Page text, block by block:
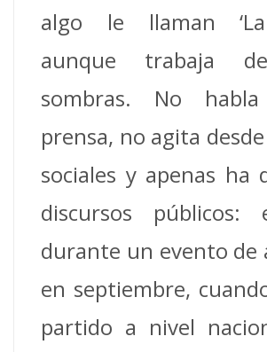
algo le llaman
aunque trabaja
sombras. No
prensa, no agita
sociales y apenas ha
discursos públicos:
durante un evento de
en septiembre,
partido a nivel